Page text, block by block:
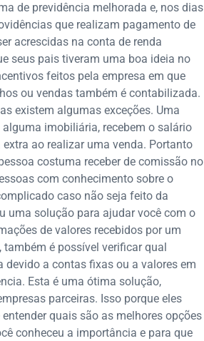
de previdência melhorada e, nos dias
que realizam pagamento de
acrescidas na conta de renda
seus pais tiveram uma boa ideia no
feitos pela empresa em que
ou vendas também é contabilizada.
existem algumas exceções. Uma
imobiliária, recebem o salário
ao realizar uma venda. Portanto
costuma receber de comissão no
com conhecimento sobre o
caso não seja feito da
uma solução para ajudar você com o
de valores recebidos por um
é possível verificar qual
a contas fixas ou a valores em
Esta é uma ótima solução,
parceiras. Isso porque eles
quais são as melhores opções
conheceu a importância e para que